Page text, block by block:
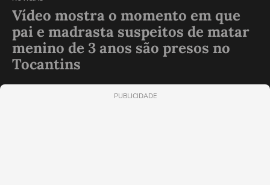
Vídeo mostra o momento em que
pai e madrasta suspeitos de matar
menino de 3 anos são presos no
Tocantins
PUBLICIDADE